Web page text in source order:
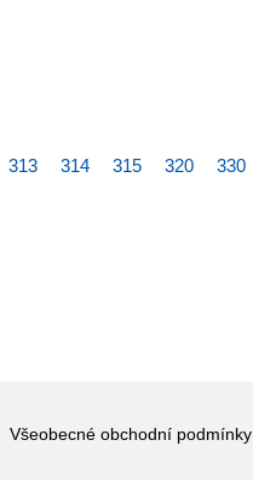
313 314 315 320 330
Všeobecné obchodní podmínky